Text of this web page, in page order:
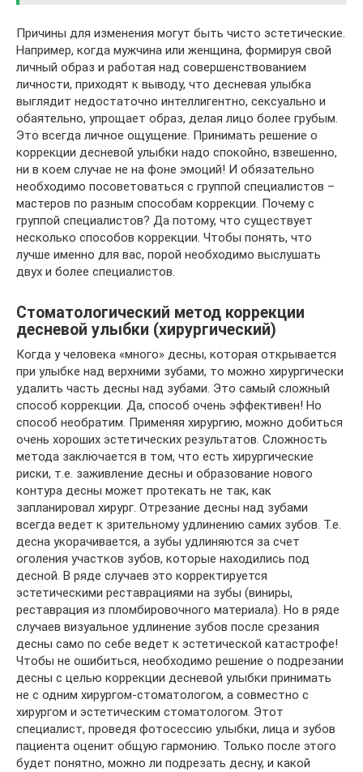
Причины для изменения могут быть чисто эстетические.
Например, когда мужчина или женщина, формируя свой
личный образ и работая над совершенствованием
личности, приходят к выводу, что десневая улыбка
выглядит недостаточно интеллигентно, сексуально и
обаятельно, упрощает образ, делая лицо более грубым.
Это всегда личное ощущение. Принимать решение о
коррекции десневой улыбки надо спокойно, взвешенно,
ни в коем случае не на фоне эмоций! И обязательно
необходимо посоветоваться с группой специалистов –
мастеров по разным способам коррекции. Почему с
группой специалистов? Да потому, что существует
несколько способов коррекции. Чтобы понять, что
лучше именно для вас, порой необходимо выслушать
двух и более специалистов.
Стоматологический метод коррекции
десневой улыбки (хирургический)
Когда у человека «много» десны, которая открывается
при улыбке над верхними зубами, то можно хирургически
удалить часть десны над зубами. Это самый сложный
способ коррекции. Да, способ очень эффективен! Но
способ необратим. Применяя хирургию, можно добиться
очень хороших эстетических результатов. Сложность
метода заключается в том, что есть хирургические
риски, т.е. заживление десны и образование нового
контура десны может протекать не так, как
запланировал хирург. Отрезание десны над зубами
всегда ведет к зрительному удлинению самих зубов. Т.е.
десна укорачивается, а зубы удлиняются за счет
оголения участков зубов, которые находились под
десной. В ряде случаев это корректируется
эстетическими реставрациями на зубы (виниры,
реставрация из пломбировочного материала). Но в ряде
случаев визуальное удлинение зубов после срезания
десны само по себе ведет к эстетической катастрофе!
Чтобы не ошибиться, необходимо решение о подрезании
десны с целью коррекции десневой улыбки принимать
не с одним хирургом-стоматологом, а совместно с
хирургом и эстетическим стоматологом. Этот
специалист, проведя фотосессию улыбки, лица и зубов
пациента оценит общую гармонию. Только после этого
будет понятно, можно ли подрезать десну, и какой